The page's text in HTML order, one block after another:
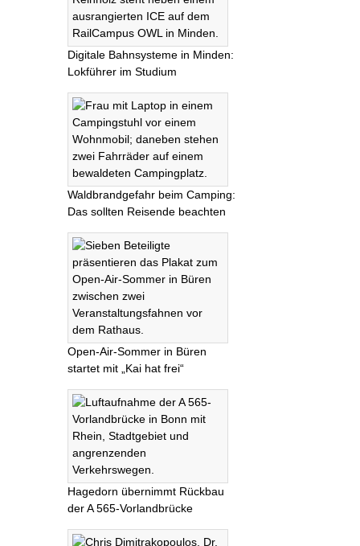
Digitale Bahnsysteme in Minden:
Lokführer im Studium
Waldbrandgefahr beim Camping:
Das sollten Reisende beachten
Open-Air-Sommer in Büren
startet mit „Kai hat frei“
Hagedorn übernimmt Rückbau
der A 565-Vorlandbrücke